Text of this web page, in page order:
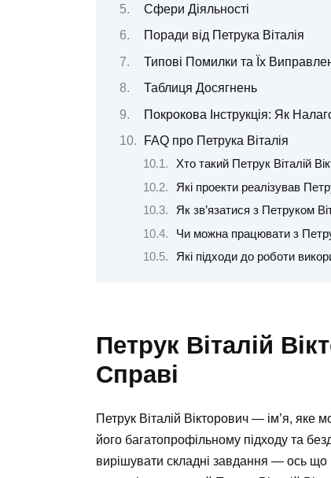
Сфери Діяльності
Поради від Петрука Віталія
Типові Помилки та Їх
Таблиця Досягнень
Покрокова Інструкція: Як
FAQ про Петрука Віталія
Хто такий Петрук Віталій
Які проекти реалізував
Як зв’язатися з Петруком
Чи можна працювати з
Які підходи до роботи
Петрук Віталій
Справі
Петрук Віталій Вікторович — ім’я, яке
його багатопрофільному підходу та
вирішувати складні завдання — ось